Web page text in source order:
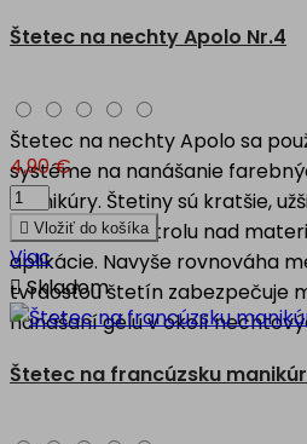
Štetec na nechty Apolo Nr.4
Štetec na nechty Apolo sa
systéme na nanášanie
manikúry. Štetiny sú kratšie,
maximálnu kontrolu nad
aplikácie. Navyše rovnováha
tvrdosťou štetín zabezpečuje
nanášaní gélu v okolí
4,90 €
 Vložiť do košíka
Viac
Skladom
Štetec na francúzsku